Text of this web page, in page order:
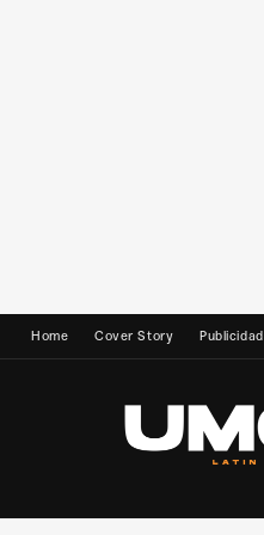
Home Cover Story Publicidad